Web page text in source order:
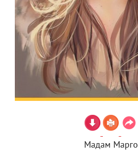
Мадам Марго